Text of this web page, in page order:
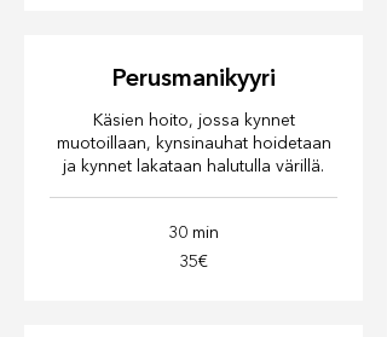
Perusmanikyyri
Käsien hoito, jossa kynnet
muotoillaan, kynsinauhat hoidetaan
ja kynnet lakataan halutulla värillä.
30 min
35€